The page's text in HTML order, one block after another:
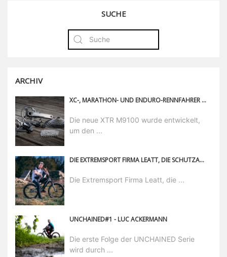
SUCHE
ARCHIV
XC-, MARATHON- UND ENDURO-RENNFAHRER AUFGEPASST: DIE XTR M9100 IST SHIMANOS VIELSEITIGSTE MTB-GRUPPE
Die neue XTR M9100 wurde entwickelt,
um den ...
DIE EXTREMSPORT FIRMA LEATT, DIE SCHUTZAUSRÜSTUNGEN HERSTELLT, HEISST IHREN NEUEN TEAM-FAHRER TOMAS LEMOINE HERZLICH WILLKOMMEN.
Die Extremsport Firma Leatt, die ...
UNCHAINED#1 - LUC ACKERMANN
Die erste Folge der UNCHAINED Serie
wird durch ...